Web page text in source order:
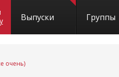
Выпуски Группы
очень)